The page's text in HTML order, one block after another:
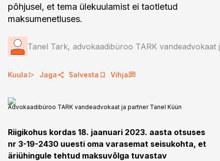
põhjusel, et tema ülekuulamist ei taotletud
maksumenetluses.
Tanel Tark, advokaadibüroo TARK vandeadvokaat
Kuula Jaga Salvesta Vihja
Advokaadibüroo TARK vandeadvokaat ja partner Tanel Küün
Riigikohus kordas 18. jaanuari 2023. aasta otsuses
nr 3-19-2430 uuesti oma varasemat seisukohta, et
äriühingule tehtud maksuvõlga tuvastav